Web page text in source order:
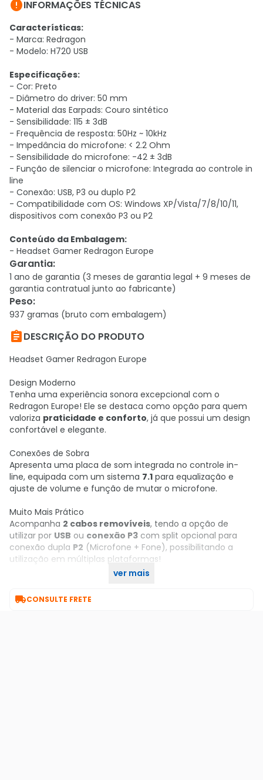
INFORMAÇÕES TÉCNICAS
Características:
- Marca: Redragon
- Modelo: H720 USB
Especificações:
- Cor: Preto
- Diâmetro do driver: 50 mm
- Material das Earpads: Couro sintético
- Sensibilidade: 115 ± 3dB
- Frequência de resposta: 50Hz ~ 10kHz
- Impedância do microfone: < 2.2 Ohm
- Sensibilidade do microfone: -42 ± 3dB
- Função de silenciar o microfone: Integrada ao controle in
line
- Conexão: USB, P3 ou duplo P2
- Compatibilidade com OS: Windows XP/Vista/7/8/10/11,
dispositivos com conexão P3 ou P2
Conteúdo da Embalagem:
- Headset Gamer Redragon Europe
Garantia:
1 ano de garantia (3 meses de garantia legal + 9 meses de
garantia contratual junto ao fabricante)
Peso:
937 gramas (bruto com embalagem)
DESCRIÇÃO DO PRODUTO
Headset Gamer Redragon Europe
Design Moderno
Tenha uma experiência sonora excepcional com o
Redragon Europe! Ele se destaca como opção para quem
valoriza praticidade e conforto, já que possui um design
confortável e elegante.
Conexões de Sobra
Apresenta uma placa de som integrada no controle in-
line, equipada com um sistema 7.1 para equalização e
ajuste de volume e função de mutar o microfone.
Muito Mais Prático
Acompanha 2 cabos removíveis, tendo a opção de
utilizar por USB ou conexão P3 com split opcional para
conexão dupla P2 (Microfone + Fone), possibilitando a
utilização em múltiplas plataformas!
ver mais
CONSULTE FRETE